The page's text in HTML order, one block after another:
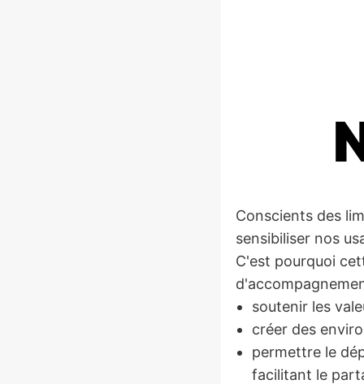
Conscients des
sensibiliser nos
C'est pourquoi
soutenir les
créer des
permettre le
facilitant le